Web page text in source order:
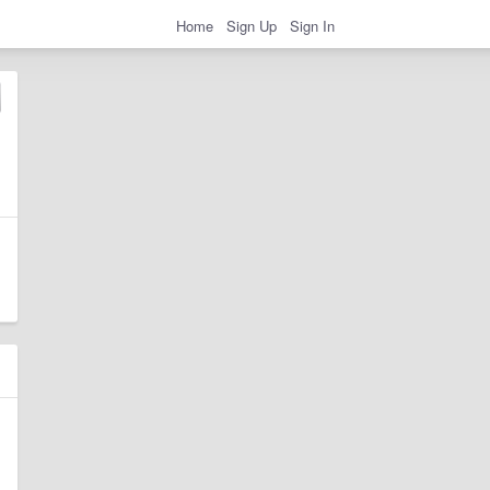
Home Sign Up Sign In